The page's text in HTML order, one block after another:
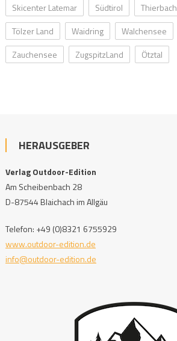
Skicenter Latemar
Südtirol Thierbach
Tölzer Land
Waidring Walchensee
Zauchensee
ZugspitzLand Ötztal
HERAUSGEBER
Verlag Outdoor-Edition
Am Scheibenbach 28
D-87544 Blaichach im Allgäu
Telefon: +49 (0)8321 6755929
www.outdoor-edition.de
info@outdoor-edition.de